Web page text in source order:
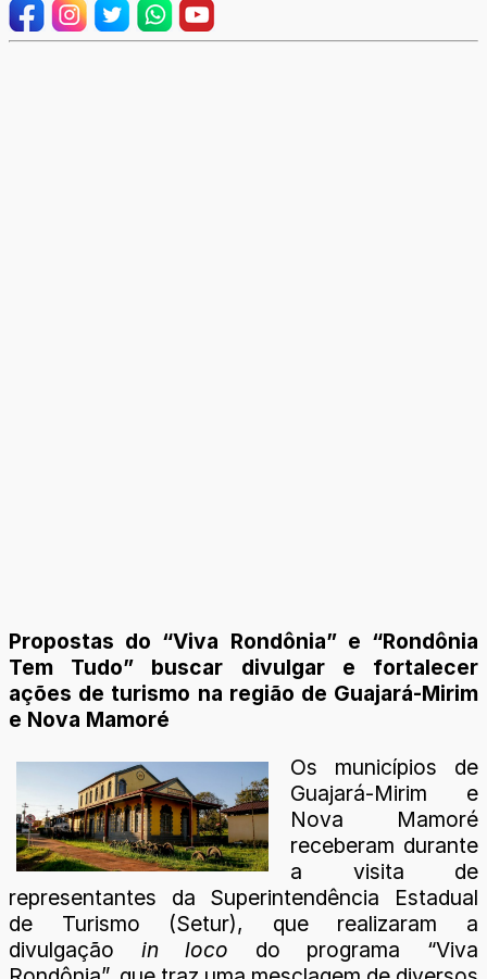
Propostas do “Viva Rondônia” e “Rondônia
Tem Tudo” buscar divulgar e fortalecer
ações de turismo na região de Guajará-Mirim
e Nova Mamoré
Os municípios de
Guajará-Mirim e
Nova Mamoré
receberam durante
a visita de
representantes da Superintendência Estadual
de Turismo (Setur), que realizaram a
divulgação in loco do programa “Viva